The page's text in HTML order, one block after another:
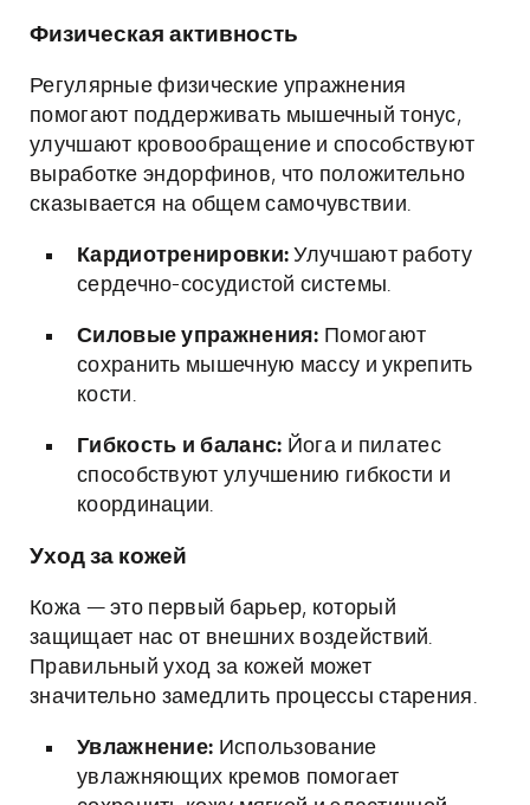
Физическая активность
Регулярные физические упражнения
помогают поддерживать мышечный тонус,
улучшают кровообращение и способствуют
выработке эндорфинов, что положительно
сказывается на общем самочувствии.
Кардиотренировки: Улучшают работу
сердечно-сосудистой системы.
Силовые упражнения: Помогают
сохранить мышечную массу и укрепить
кости.
Гибкость и баланс: Йога и пилатес
способствуют улучшению гибкости и
координации.
Уход за кожей
Кожа — это первый барьер, который
защищает нас от внешних воздействий.
Правильный уход за кожей может
значительно замедлить процессы старения.
Увлажнение: Использование
увлажняющих кремов помогает